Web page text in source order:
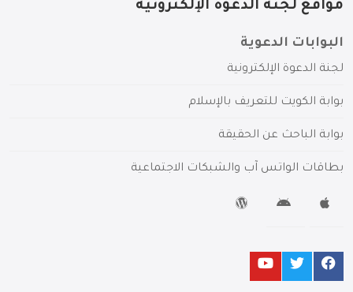
مواقع لجنة الدعوة الإلكترونية
البوابات الدعوية
لجنة الدعوة الإلكترونية
بوابة الكويت للتعريف بالإسلام
بوابة الباحث عن الحقيقة
بطاقات الواتس آب والشبكات الاجتماعية